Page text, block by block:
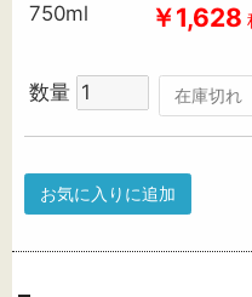
750ml ￥1,628
数量 在庫切れ
お気に入りに追加